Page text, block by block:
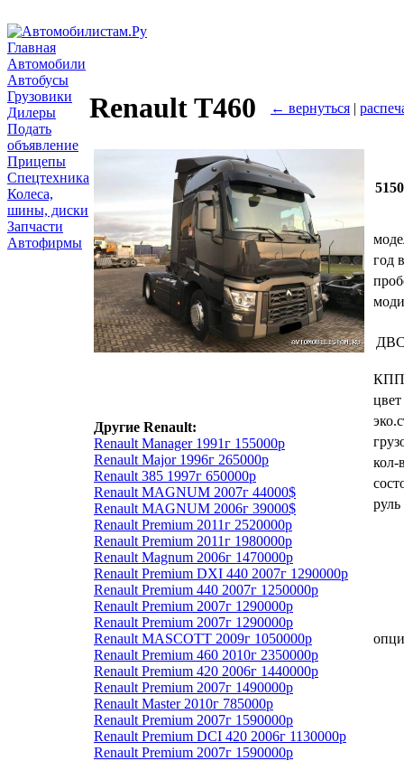
Главная
Автомобили
Автобусы
Грузовики
Дилеры
Подать
объявление
Прицепы
Спецтехника
Колеса,
шины, диски
Запчасти
Автофирмы
Renault T460 ← вернуться |
Другие Renault:
Renault Manager 1991г 155000р
Renault Major 1996г 265000р
Renault 385 1997г 650000р
Renault MAGNUM 2007г 44000$
Renault MAGNUM 2006г 39000$
Renault Premium 2011г 2520000р
Renault Premium 2011г 1980000р
Renault Magnum 2006г 1470000р
Renault Premium DXI 440 2007г 1290000р
Renault Premium 440 2007г 1250000р
Renault Premium 2007г 1290000р
Renault Premium 2007г 1290000р
Renault MASCOTT 2009г 1050000р
Renault Premium 460 2010г 2350000р
Renault Premium 420 2006г 1440000р
Renault Premium 2007г 1490000р
Renault Master 2010г 785000р
Renault Premium 2007г 1590000р
Renault Premium DCI 420 2006г 1130000р
Renault Premium 2007г 1590000р
год
КПП
цвет
кол-
руль